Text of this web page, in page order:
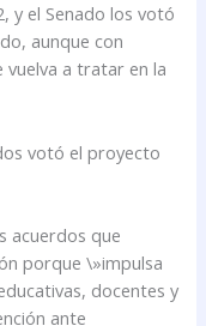
y el Senado los votó
aunque con
vuelva a tratar en la
votó el proyecto
acuerdos que
porque \»impulsa
docentes y
ante